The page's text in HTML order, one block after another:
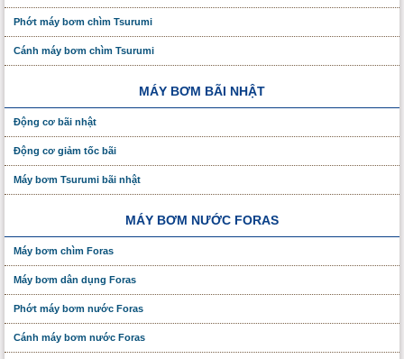
Phớt máy bơm chìm Tsurumi
Cánh máy bơm chìm Tsurumi
MÁY BƠM BÃI NHẬT
Động cơ bãi nhật
Động cơ giảm tốc bãi
Máy bơm Tsurumi bãi nhật
MÁY BƠM NƯỚC FORAS
Máy bơm chìm Foras
Máy bơm dân dụng Foras
Phớt máy bơm nước Foras
Cánh máy bơm nước Foras